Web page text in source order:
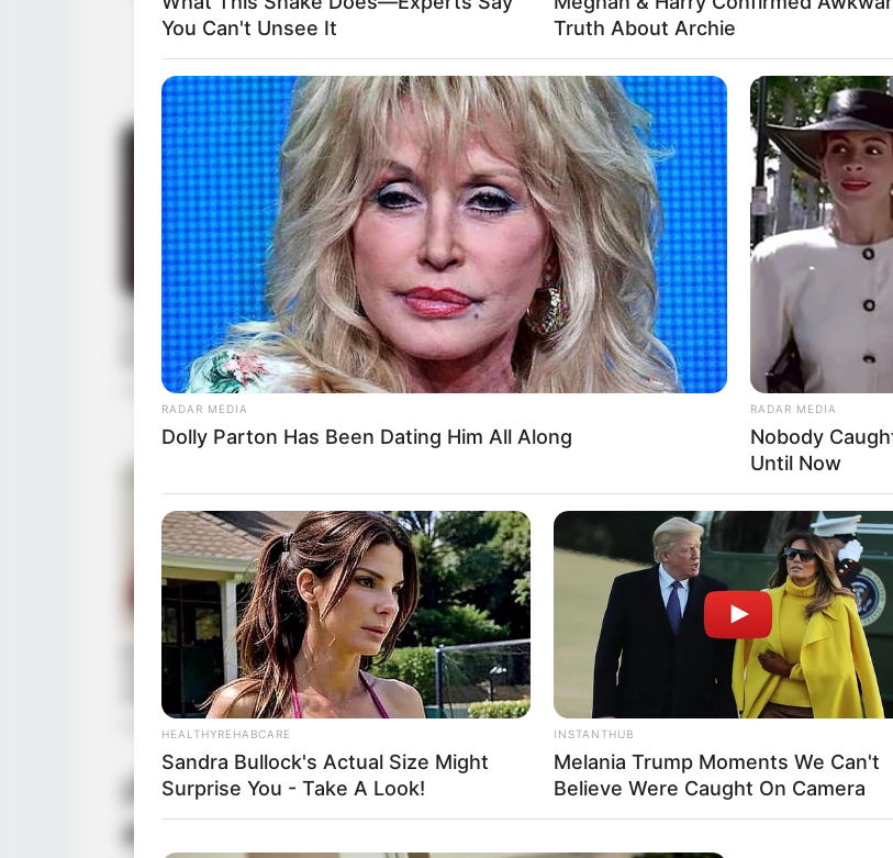
¡ALERTA MÉDICA! ¿Sabías que
a las 3 o 4 de la mañana es una clara
You Can't Unsee It
Truth About Archie
RADAR MEDIA
Dolly Parton Has Been Dating Him All Along
RADAR MEDIA
Nobody
Until Now
HEALTHYREHABCARE
Sandra Bullock's Actual Size Might
Surprise You - Take A Look!
INSTANTHUB
Melania Trump Moments We Can't
Believe Were Caught On Camera
HABERION
Rare Elephant Birth—Then Nature
Delivered A Second Shock
RADAR MEDIA
WoW! These Names Are Forbidden
Children Worldwide